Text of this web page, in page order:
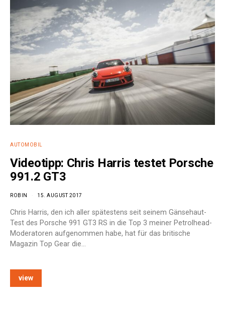
AUTOMOBIL
Videotipp: Chris Harris testet Porsche
991.2 GT3
ROBIN 15. AUGUST 2017
Chris Harris, den ich aller spätestens seit seinem Gänsehaut-
Test des Porsche 991 GT3 RS in die Top 3 meiner Petrolhead-
Moderatoren aufgenommen habe, hat für das britische
Magazin Top Gear die…
view